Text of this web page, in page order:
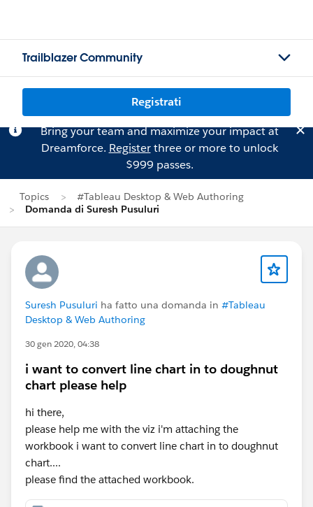
Trailblazer Community
Registrati
Bring your team and maximize your impact at
Dreamforce. Registerthree or more to unlock
$999 passes.
Topics
#Tableau Desktop & Web Authoring
Domanda di Suresh Pusuluri
Suresh Pusuluri ha fatto una domanda in #Tableau
Desktop & Web Authoring
30 gen 2020, 04:38
i want to convert line chart in to doughnut
chart please help
hi there,
please help me with the viz i'm attaching the
workbook i want to convert line chart in to doughnut
chart....
please find the attached workbook.